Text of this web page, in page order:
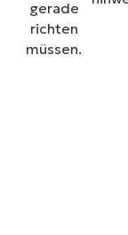
gerade
richten
müssen.